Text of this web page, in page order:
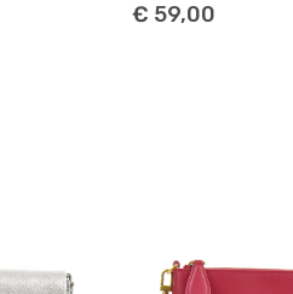
€ 59,00